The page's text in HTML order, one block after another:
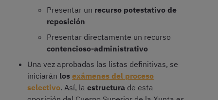
Presentar un recurso potestativo de
reposición
Presentar directamente un recurso
contencioso-administrativo
Una vez aprobadas las listas definitivas, se
iniciarán los exámenes del proceso
selectivo. Así, la estructura de esta